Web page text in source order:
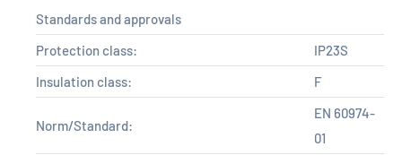
Standards and approvals
Protection class:
IP23S
Insulation class:
F
Norm/Standard:
EN 60974-
01